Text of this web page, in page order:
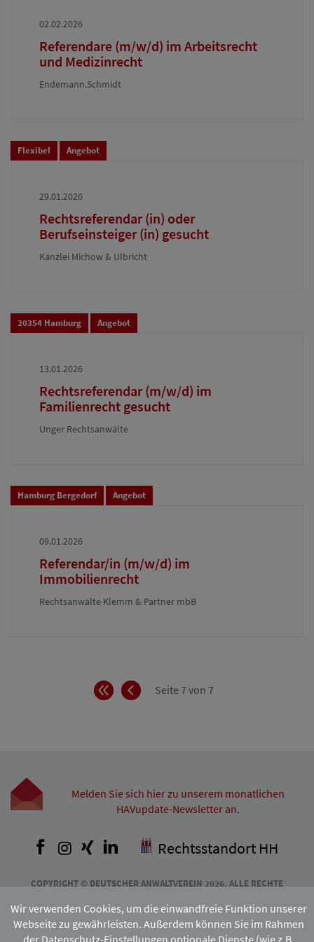
02.02.2026
Referendare (m/w/d) im Arbeitsrecht
und Medizinrecht
Endemann.Schmidt
Flexibel Angebot
29.01.2026
Rechtsreferendar (in) oder
Berufseinsteiger (in) gesucht
Kanzlei Michow & Ulbricht
20354 Hamburg Angebot
13.01.2026
Rechtsreferendar (m/w/d) im
Familienrecht gesucht
Unger Rechtsanwälte
Hamburg Bergedorf Angebot
09.01.2026
Referendar/in (m/w/d) im
Immobilienrecht
Rechtsanwälte Klemm & Partner mbB
AnfangZurückSeite 7 von 7
Melden Sie sich hier zu unserem monatlichen
HAVupdate-Newsletter an.
Facebook
Instagram
XingLinkedInRechtsstandort HH
COPYRIGHT © DEUTSCHER ANWALTVEREIN 2026. ALLE RECHTE
UND VERBREITUNG NUR MIT VORHERIGER ZUSTIMMUNG DES
HAMBURGISCHEN ANWALTVEREINS.
Wir verwenden Cookies, um die einwandfreie Funktion unserer
Webseite zu gewährleisten. Außerdem können Sie im Rahmen
der Datenschutz-Einstellungen optionale Dienste (wie z.B.